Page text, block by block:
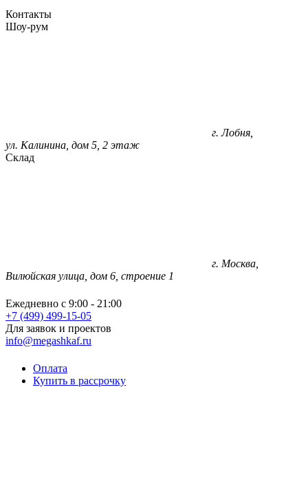
Контакты
Шоу-рум
г. Лобня,
ул. Калинина, дом 5, 2 этаж
Склад
г. Москва,
Вилюйская улица, дом 6, строение 1
Ежедневно с 9:00 - 21:00
+7 (499) 499-15-05
Для заявок и проектов
info@megashkaf.ru
Оплата
Купить в рассрочку